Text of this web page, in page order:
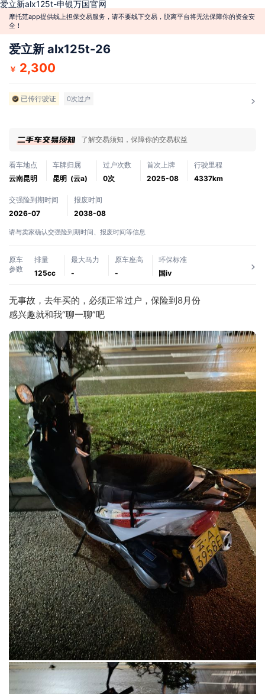
爱立新alx125t-申银万国官网
摩托范app提供线上担保交易服务，请不要线下交易，脱离平台将无法保障你的资金安
全！
爱立新 alx125t-26
￥ 2,300
已传行驶证 0次过户
了解交易须知，保障你的交易权益
看车地点
云南昆明
车牌归属
昆明 (云a)
过户次数
0次
首次上牌
2025-08
行驶里程
4337km
交强险到期时间
2026-07
报废时间
2038-08
请与卖家确认交强险到期时间、报废时间等信息
原车
参数
排量
125cc
最大马力
-
原车座高
-
环保标准
国ⅳ
无事故，去年买的，必须正常过户，保险到8月份
感兴趣就和我“聊一聊”吧